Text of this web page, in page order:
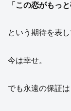
「この恋がもっ
という期待を表
今は幸せ。
でも永遠の保証は